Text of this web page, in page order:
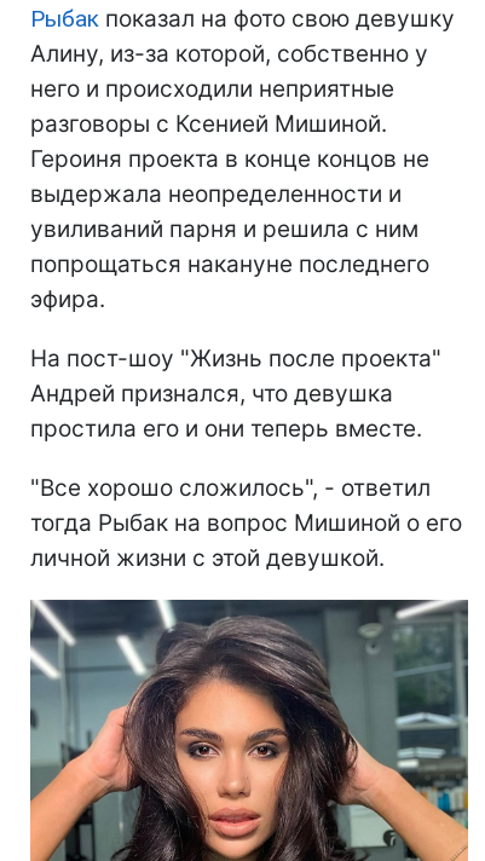
Рыбак показал на фото свою девушку
Алину, из-за которой, собственно у
него и происходили неприятные
разговоры с Ксенией Мишиной.
Героиня проекта в конце концов не
выдержала неопределенности и
увиливаний парня и решила с ним
попрощаться накануне последнего
эфира.
На пост-шоу "Жизнь после проекта"
Андрей признался, что девушка
простила его и они теперь вместе.
"Все хорошо сложилось", - ответил
тогда Рыбак на вопрос Мишиной о его
личной жизни с этой девушкой.